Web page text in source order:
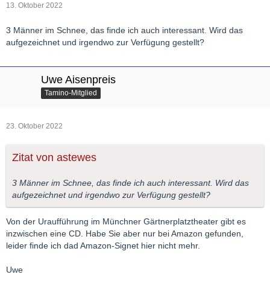
13. Oktober 2022
3 Männer im Schnee, das finde ich auch interessant. Wird das
aufgezeichnet und irgendwo zur Verfügung gestellt?
Uwe Aisenpreis
Tamino-Mitglied
23. Oktober 2022
Zitat von astewes
3 Männer im Schnee, das finde ich auch interessant. Wird das
aufgezeichnet und irgendwo zur Verfügung gestellt?
Von der Uraufführung im Münchner Gärtnerplatztheater gibt es
inzwischen eine CD. Habe Sie aber nur bei Amazon gefunden,
leider finde ich dad Amazon-Signet hier nicht mehr.
Uwe